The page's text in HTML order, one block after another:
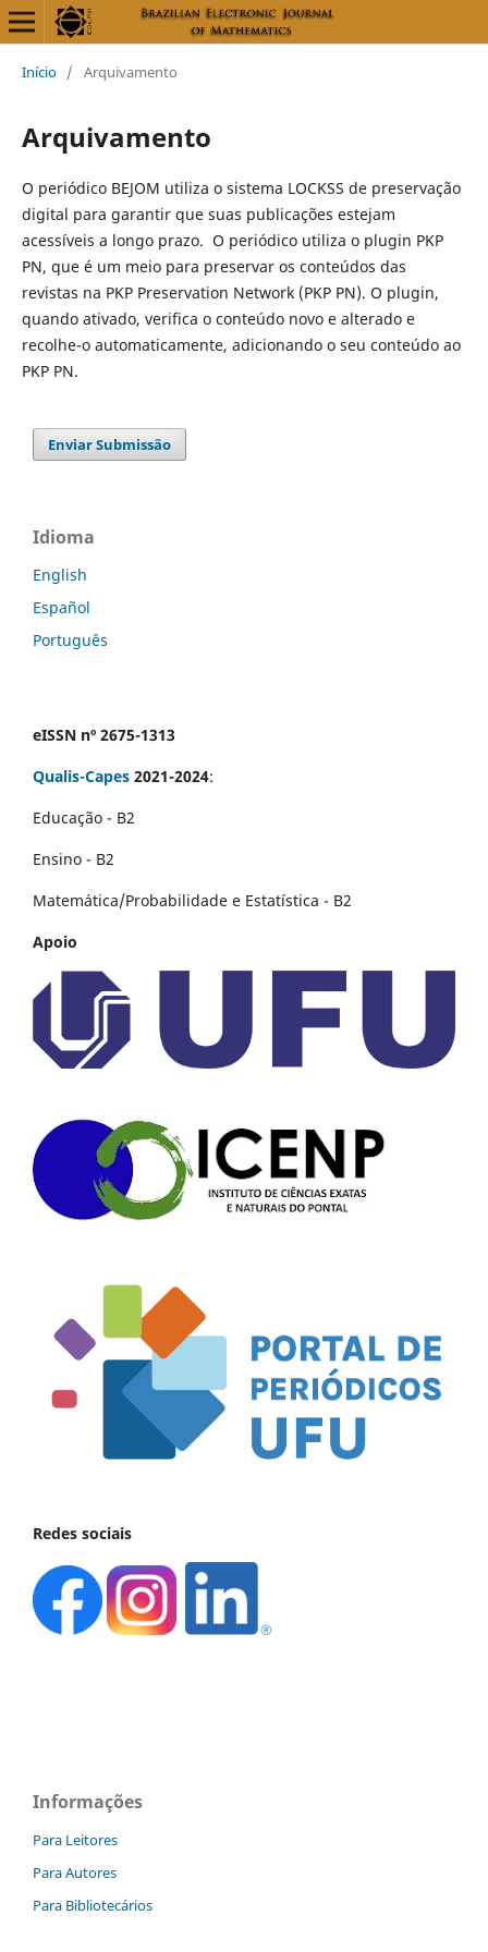
Início / Arquivamento
Arquivamento
O periódico BEJOM utiliza o sistema LOCKSS de preservação
digital para garantir que suas publicações estejam
acessíveis a longo prazo. O periódico utiliza o plugin PKP
PN, que é um meio para preservar os conteúdos das
revistas na PKP Preservation Network (PKP PN). O plugin,
quando ativado, verifica o conteúdo novo e alterado e
recolhe-o automaticamente, adicionando o seu conteúdo ao
PKP PN.
Enviar Submissão
Idioma
English
Español
Português
eISSN nº 2675-1313
Qualis-Capes 2021-2024:
Educação - B2
Ensino - B2
Matemática/Probabilidade e Estatística - B2
Apoio
Redes sociais
Informações
Para Leitores
Para Autores
Para Bibliotecários